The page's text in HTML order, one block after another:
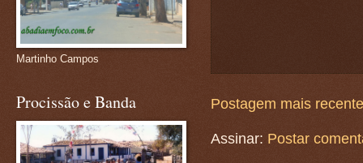
Postagem mais recente
Assinar: Postar
Martinho Campos
Procissão e Banda